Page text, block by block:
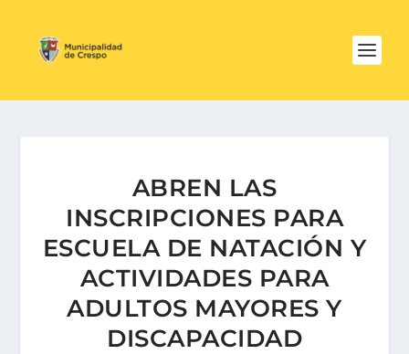
ABREN LAS
INSCRIPCIONES PARA
ESCUELA DE NATACIÓN Y
ACTIVIDADES PARA
ADULTOS MAYORES Y
DISCAPACIDAD